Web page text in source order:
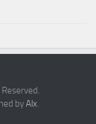
byAlx